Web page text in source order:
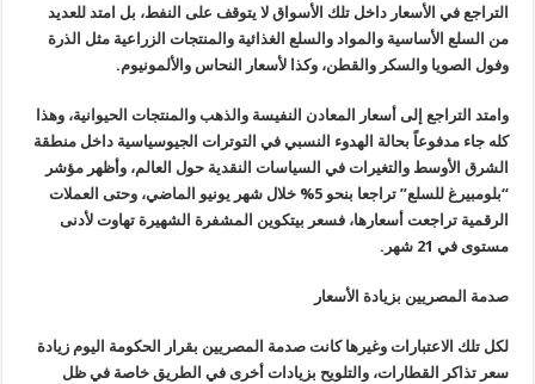
التراجع في الأسعار داخل تلك الأسواق لا يتوقف على النفط، بل امتد للعديد
من السلع الأساسية والمواد والسلع الغذائية والمنتجات الزراعية مثل الذرة
وفول الصويا والسكر والقطن، وكذا لأسعار النحاس والألمونيوم.
وامتد التراجع إلى أسعار المعادن النفيسة والذهب والمنتجات الحيوانية، وهذا
كله جاء مدفوعاً بحالة الهدوء النسبي في التوترات الجيوسياسية داخل منطقة
الشرق الأوسط والتغيرات في السياسات النقدية حول العالم، وأظهر مؤشر
“بلومبيرغ للسلع” تراجعا بنحو 5% خلال شهر يونيو الماضي، وحتى العملات
الرقمية تراجعت أسعارها، فسعر بيتكوين المشفرة الشهيرة تهاوت لأدنى
مستوى في 21 شهر
.
صدمة المصريين بزيادة الأسعار
لكل تلك الاعتبارات وغيرها كانت صدمة المصريين بقرار الحكومة اليوم زيادة
سعر تذاكر القطارات، والتلويح بزيادات أخرى في الطريق خاصة في ظل